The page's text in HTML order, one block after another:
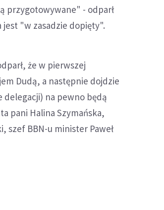
przygotowywane" - odparł
"w zasadzie dopięty".
że w pierwszej
Dudą, a następnie dojdzie
delegacji) na pewno będą
pani Halina Szymańska,
BBN-u minister Paweł